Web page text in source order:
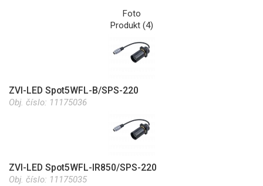
Foto
Produkt (4)
ZVI-LED Spot5WFL-B/SPS-220
Obj. číslo: 11175036
ZVI-LED Spot5WFL-IR850/SPS-220
Obj. číslo: 11175035